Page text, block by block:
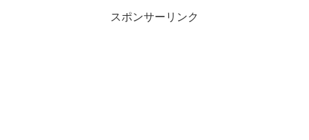
スポンサーリンク